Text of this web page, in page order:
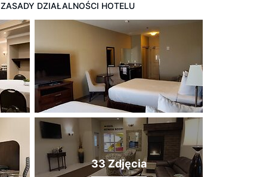
ZASADY DZIAŁALNOŚCI HOTELU
33 Zdjęcia